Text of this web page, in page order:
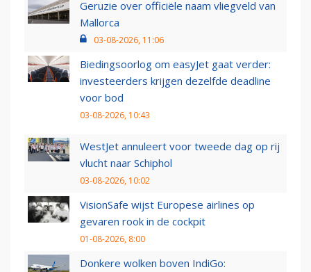
Geruzie over officiële naam vliegveld van
Mallorca
03-08-2026, 11:06
Biedingsoorlog om easyJet gaat verder:
investeerders krijgen dezelfde deadline
voor bod
03-08-2026, 10:43
WestJet annuleert voor tweede dag op rij
vlucht naar Schiphol
03-08-2026, 10:02
VisionSafe wijst Europese airlines op
gevaren rook in de cockpit
01-08-2026, 8:00
Donkere wolken boven IndiGo: